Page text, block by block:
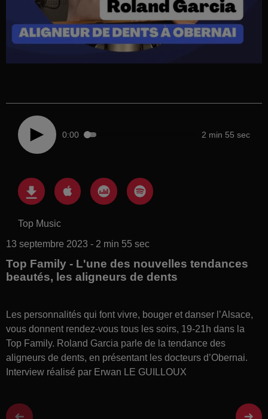
0:00 2 min 55 sec
Top Music
13 septembre 2023 - 2 min 55 sec
Top Family - L'une des nouvelles tendances
beautés, les aligneurs de dents
Les personnalités qui font vivre, bouger et danser l’Alsace,
vous donnent rendez-vous tous les soirs, 19-21h dans la
Top Family. Roland Garcia parle de la tendance des
aligneurs de dents, en présentant les docteurs d’Obernai.
Interview réalisé par Erwan LE GUILLOUX